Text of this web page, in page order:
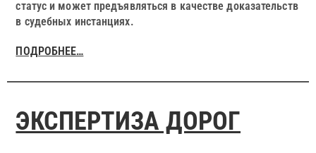
статус и может предъявляться в качестве доказательств
в судебных инстанциях.
ПОДРОБНЕЕ…
ЭКСПЕРТИЗА ДОРОГ